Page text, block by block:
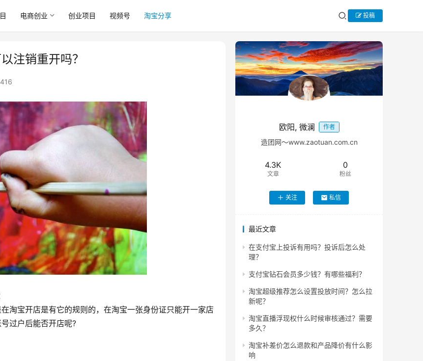
电商创业 创业项目 视频号 淘宝分享 投稿
注销重开吗？
宝开店是有它的规则的，在淘宝一张身份证只能开一家店
过户后能否开店呢?
欧阳, 微澜 作者
造团网～www.zaotuan.com.cn
4.3K
文章
0
粉丝
关注 私信
最近文章
在支付宝上投诉有用吗？投诉后怎么处
理？
支付宝钻石会员多少钱？有哪些福利？
淘宝超级推荐怎么设置投放时间？怎么拉
新呢？
淘宝直播浮现权什么时候审核通过？需要
多久？
淘宝补差价怎么退款和产品降价有什么影
响